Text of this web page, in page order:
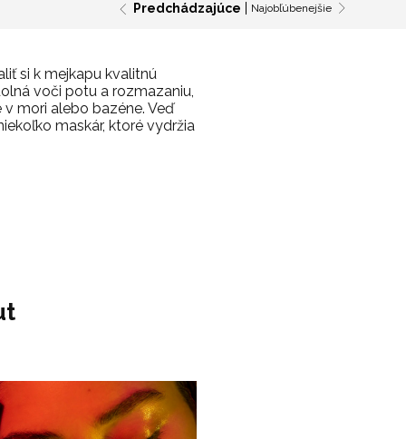
Predchádzajúce Najobľúbenejšie
si k mejkapu kvalitnú
voči potu a rozmazaniu,
mori alebo bazéne. Veď
maskár, ktoré vydržia